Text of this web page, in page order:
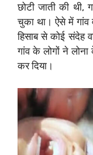
छोटी जाती की थी,
चुका था। ऐसे में गांव
हिसाब से कोई संदेह
गांव के लोगों ने
कर दिया।